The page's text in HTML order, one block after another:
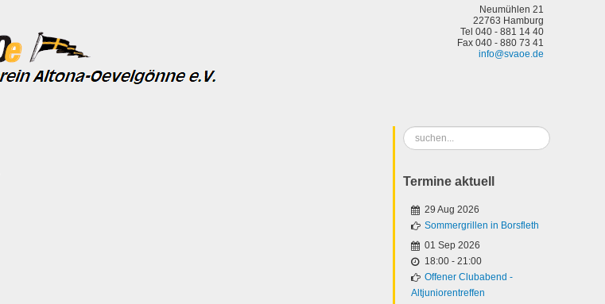
Neumühlen 21
22763 Hamburg
Tel 040 - 881 14 40
Fax 040 - 880 73 41
info@svaoe.de
Suchen
...
Termine aktuell
29 Aug 2026
Sommergrillen in Borsfleth
01 Sep 2026
18:00 - 21:00
Offener Clubabend -
Altjuniorentreffen